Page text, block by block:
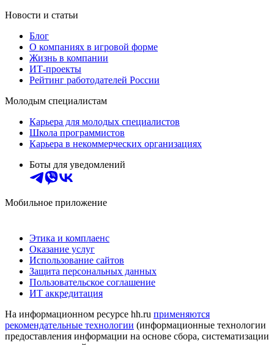
Новости и статьи
Блог
О компаниях в игровой форме
Жизнь в компании
ИТ-проекты
Рейтинг работодателей России
Молодым специалистам
Карьера для молодых специалистов
Школа программистов
Карьера в некоммерческих организациях
Боты для уведомлений
Мобильное приложение
Этика и комплаенс
Оказание услуг
Использование сайтов
Защита персональных данных
Пользовательское соглашение
ИТ аккредитация
На информационном ресурсе hh.ru применяются
рекомендательные технологии (информационные технологии
предоставления информации на основе сбора, систематизации